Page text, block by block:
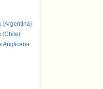
(Argentina)
(Chile)
Anglicana